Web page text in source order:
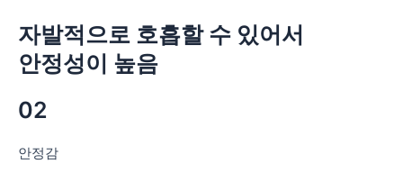
자발적으로 호흡할 수 있어서
안정성이 높음
02
안정감